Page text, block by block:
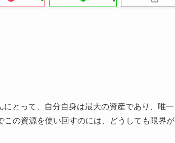
とって、自分自身は最大の資産であり、唯一
の資源を使い回すのには、どうしても限界が